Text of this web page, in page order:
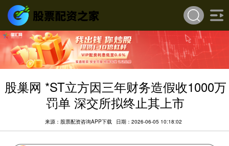
股巢网 *ST立方因三年财务造假收1000万
罚单 深交所拟终止其上市
来源：股票配资咨询APP下载 日期：2026-06-05 10:18:02